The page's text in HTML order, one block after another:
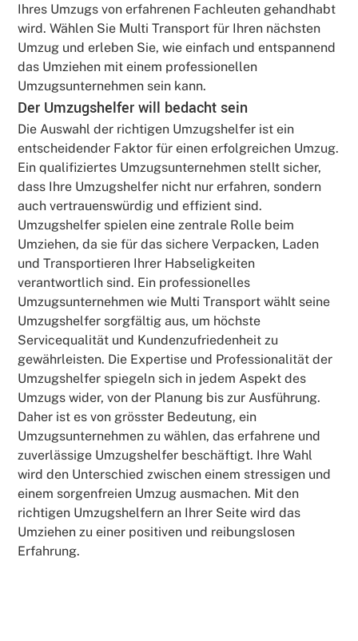
Ihres Umzugs von erfahrenen Fachleuten gehandhabt
wird. Wählen Sie Multi Transport für Ihren nächsten
Umzug und erleben Sie, wie einfach und entspannend
das Umziehen mit einem professionellen
Umzugsunternehmen sein kann.
Der Umzugshelfer will bedacht sein
Die Auswahl der richtigen Umzugshelfer ist ein
entscheidender Faktor für einen erfolgreichen Umzug.
Ein qualifiziertes Umzugsunternehmen stellt sicher,
dass Ihre Umzugshelfer nicht nur erfahren, sondern
auch vertrauenswürdig und effizient sind.
Umzugshelfer spielen eine zentrale Rolle beim
Umziehen, da sie für das sichere Verpacken, Laden
und Transportieren Ihrer Habseligkeiten
verantwortlich sind. Ein professionelles
Umzugsunternehmen wie Multi Transport wählt seine
Umzugshelfer sorgfältig aus, um höchste
Servicequalität und Kundenzufriedenheit zu
gewährleisten. Die Expertise und Professionalität der
Umzugshelfer spiegeln sich in jedem Aspekt des
Umzugs wider, von der Planung bis zur Ausführung.
Daher ist es von grösster Bedeutung, ein
Umzugsunternehmen zu wählen, das erfahrene und
zuverlässige Umzugshelfer beschäftigt. Ihre Wahl
wird den Unterschied zwischen einem stressigen und
einem sorgenfreien Umzug ausmachen. Mit den
richtigen Umzugshelfern an Ihrer Seite wird das
Umziehen zu einer positiven und reibungslosen
Erfahrung.